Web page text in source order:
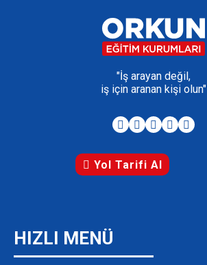
"İş arayan değil,
iş için aranan kişi olun"
Yol Tarifi Al
HIZLI MENÜ